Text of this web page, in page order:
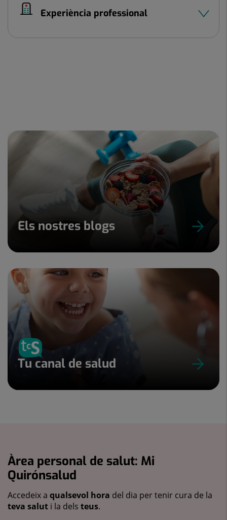
Experiència professional
Els nostres blogs
Tu canal de salud
Àrea personal de salut: Mi
Quirónsalud
Accedeix a qualsevol hora del dia per tenir cura de la
teva salut i la dels teus.